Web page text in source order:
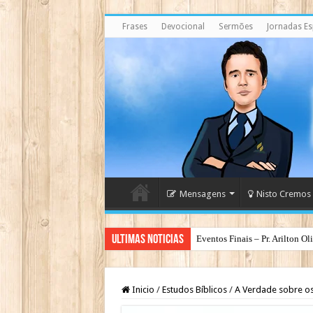
Frases Devocional Sermões Jornadas
Mensagens Nisto Cremos
Ultimas Noticias Eventos Finais – Pr. Arilton
Espirito Santo – O Deus dos
Inicio / Estudos Bíblicos / A Verdade sobre